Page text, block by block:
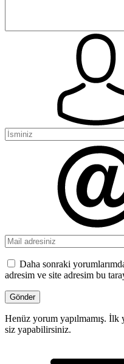
Daha sonraki
adresim ve site adresim bu
Henüz yorum yapılmamış. İlk
siz yapabilirsiniz.